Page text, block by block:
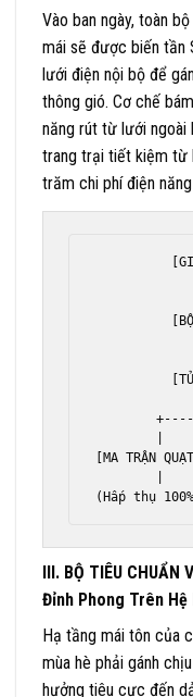
Vào ban ngày, toàn
mái sẽ được biến tần
lưới điện nội bộ để
thông gió. Cơ chế
năng rút từ lưới ngoài
trang trại tiết kiệm từ
trăm chi phí điện năng
[MA TRẬN
III. BỘ TIÊU
Đỉnh Phong Trên
Hạ tầng mái tôn của
mùa hè phải gánh
hưởng tiêu cực đến